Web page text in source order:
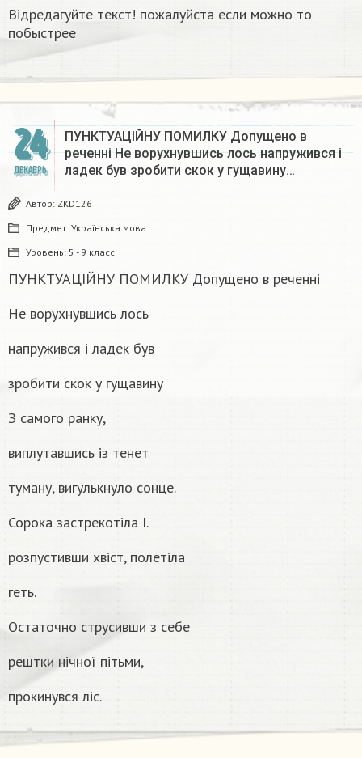
Відредагуйте текст! пожалуйста если можно то
побыстрее
24
ДЕКАБРЬ
ПУНКТУАЦІЙНУ ПОМИЛКУ Допущено в
реченні Не ворухнувшись лось напружився і
ладек був зробити скок у гущавину…
Автор: ZKD126
Предмет: Українська мова
Уровень: 5 - 9 класс
ПУНКТУАЦІЙНУ ПОМИЛКУ Допущено в реченні
Не ворухнувшись лось
напружився і ладек був
зробити скок у гущавину
З самого ранку,
виплутавшись із тенет
туману, вигулькнуло сонце.
Сорока застрекотіла I.
розпустивши хвіст, полетіла
геть.
Остаточно струсивши з себе
рештки нічної пітьми,
прокинувся лiс.